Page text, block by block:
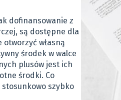
dofinansowanie z
są dostępne dla
własną
środek w walce
plusów jest ich
środki. Co
szybko